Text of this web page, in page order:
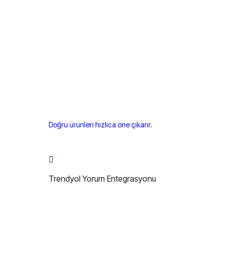
Doğru ürünleri hızlıca öne çıkarır.
Trendyol Yorum Entegrasyonu